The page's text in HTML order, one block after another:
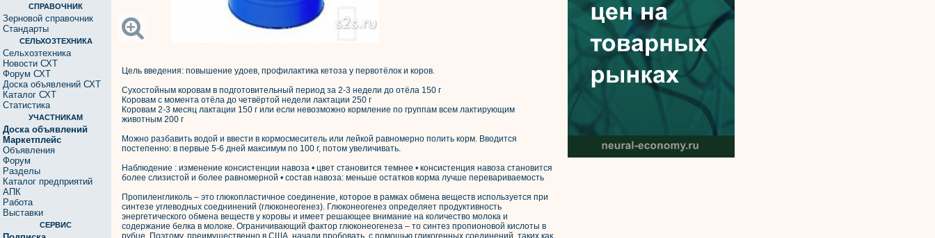
СПРАВОЧНИК
Зерновой справочник
Стандарты
СЕЛЬХОЗТЕХНИКА
Сельхозтехника
Новости СХТ
Форум СХТ
Доска объявлений СХТ
Каталог СХТ
Статистика
УЧАСТНИКАМ
Доска объявлений
Маркетплейс
Объявления
Форум
Разделы
Каталог предприятий
АПК
Работа
Выставки
СЕРВИС
Цель введения: повышение удоев, профилактика кетоза у первотёлок и коров.
Сухостойным коровам в подготовительный период за 2-3 недели до отёла 150 г
Коровам с момента отёла до четвёртой недели лактации 250 г
Коровам 2-3 месяц лактации 150 г или если невозможно кормление по группам всем лактирующим
животным 200 г
Можно разбавить водой и ввести в кормосмеситель или лейкой равномерно полить корм. Вводится
постепенно: в первые 5-6 дней максимум по 100 г, потом увеличивать.
Наблюдение : изменение консистенции навоза • цвет становится темнее • консистенция навоза становится
более слизистой и более равномерной • состав навоза: меньше остатков корма лучше перевариваемость
Пропиленгликоль – это глюкопластичное соединение, которое в рамках обмена веществ используется при
синтезе углеводных соеднинений (глюконеогенез). Глюконеогенез определяет продуктивность
энергетического обмена веществ у коровы и имеет решающее внимание на количество молока и
содержание белка в молоке. Ограничивающий фактор глюконеогенеза – то синтез пропионовой кислоты в
рубце. Поэтому, преимущественно в США, начали пробовать, с помощью гликогенных соединений, таких как